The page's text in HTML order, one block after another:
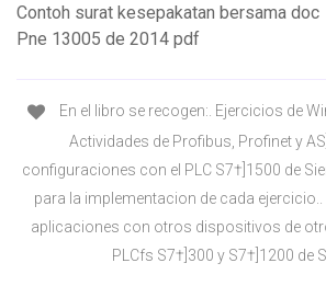
Contoh surat kesepakatan bersama doc
Pne 13005 de 2014 pdf
En el libro se recogen:. Ejercicios de
Actividades de Profibus, Profinet y
configuraciones con el PLC S7†]1500 de
para la implementacion de cada
aplicaciones con otros dispositivos de
PLCfs S7†]300 y S7†]1200 de